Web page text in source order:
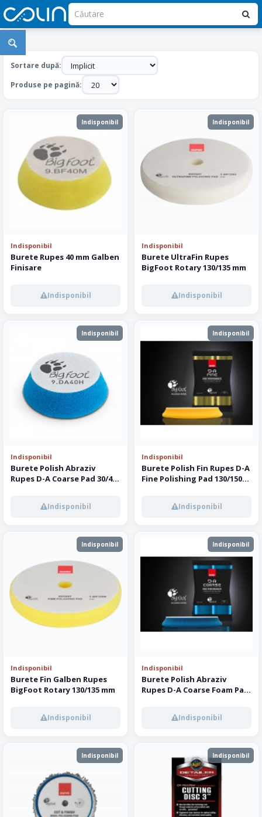
Bureti
Polish
Sortare după:
Produse pe pagină:
Indisponibil
Indisponibil
Burete Rupes 40 mm Galben
Finisare
Indisponibil
Indisponibil
Indisponibil
Burete UltraFin Rupes
BigFoot Rotary 130/135 mm
Indisponibil
Indisponibil
Indisponibil
Burete Polish Abraziv
Rupes D-A Coarse Pad 30/40
Indisponibil
Indisponibil
Indisponibil
Burete Polish Fin Rupes D-A
Fine Polishing Pad 130/150
Indisponibil
Indisponibil
Indisponibil
Burete Fin Galben Rupes
BigFoot Rotary 130/135 mm
Indisponibil
Indisponibil
Indisponibil
Burete Polish Abraziv
Rupes D-A Coarse Foam Pad
Indisponibil
Indisponibil Indisponibil